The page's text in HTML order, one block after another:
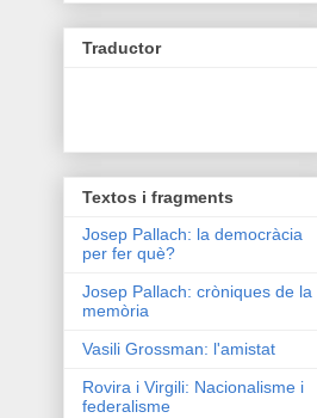
Traductor
Textos i fragments
Josep Pallach: la democràcia
per fer què?
Josep Pallach: cròniques de la
memòria
Vasili Grossman: l'amistat
Rovira i Virgili: Nacionalisme i
federalisme